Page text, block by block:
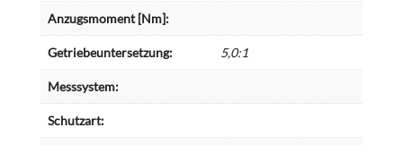
Anzugsmoment [Nm]:
Getriebeuntersetzung: 5,0:1
Messsystem:
Schutzart: